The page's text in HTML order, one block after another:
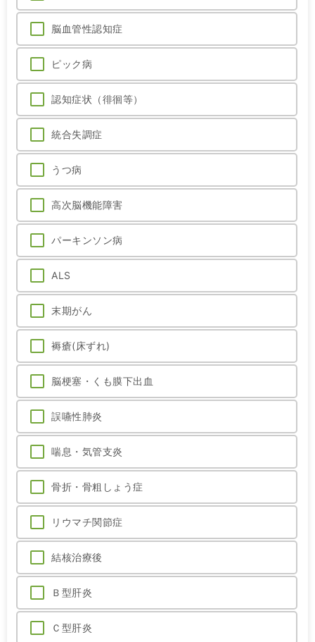
脳血管性認知症
ピック病
認知症状（徘徊等）
統合失調症
うつ病
高次脳機能障害
パーキンソン病
ALS
末期がん
褥瘡(床ずれ)
脳梗塞・くも膜下出血
誤嚥性肺炎
喘息・気管支炎
骨折・骨粗しょう症
リウマチ関節症
結核治療後
Ｂ型肝炎
Ｃ型肝炎